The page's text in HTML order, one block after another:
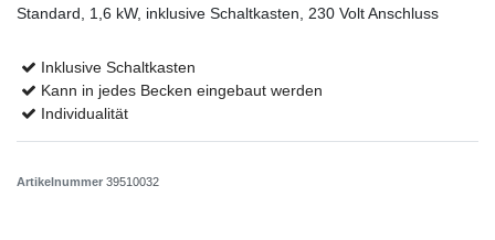
Standard, 1,6 kW, inklusive Schaltkasten, 230 Volt Anschluss
Inklusive Schaltkasten
Kann in jedes Becken eingebaut werden
Individualität
Artikelnummer 39510032